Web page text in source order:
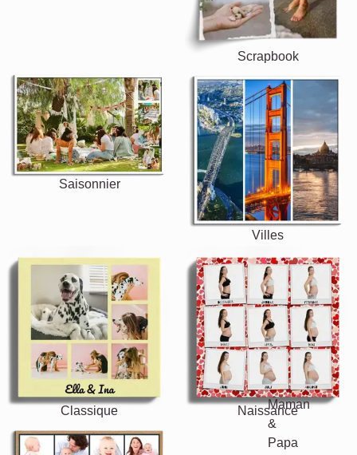
Scrapbook
Saisonnier
Villes
Classique Naissance